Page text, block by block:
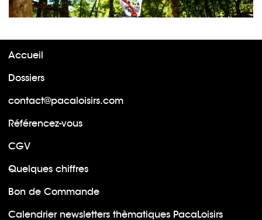
Accueil
Dossiers
contact@pacaloisirs.com
Référencez-vous
CGV
Quelques chiffres
Bon de Commande
Calendrier newsletters thèmatiques PacaLoisirs